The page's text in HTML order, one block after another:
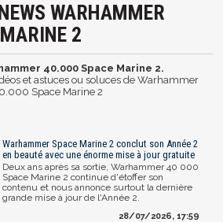
WARHAMMER
2
40.000 Space Marine 2.
et astuces ou soluces de Warhammer
Space Marine 2
Warhammer Space Marine 2 conclut son Année 2
en beauté avec une énorme mise à jour gratuite
Deux ans après sa sortie, Warhammer 40 000
Space Marine 2 continue d'étoffer son
contenu et nous annonce surtout la dernière
grande mise à jour de l'Année 2.
28/07/2026, 17:59